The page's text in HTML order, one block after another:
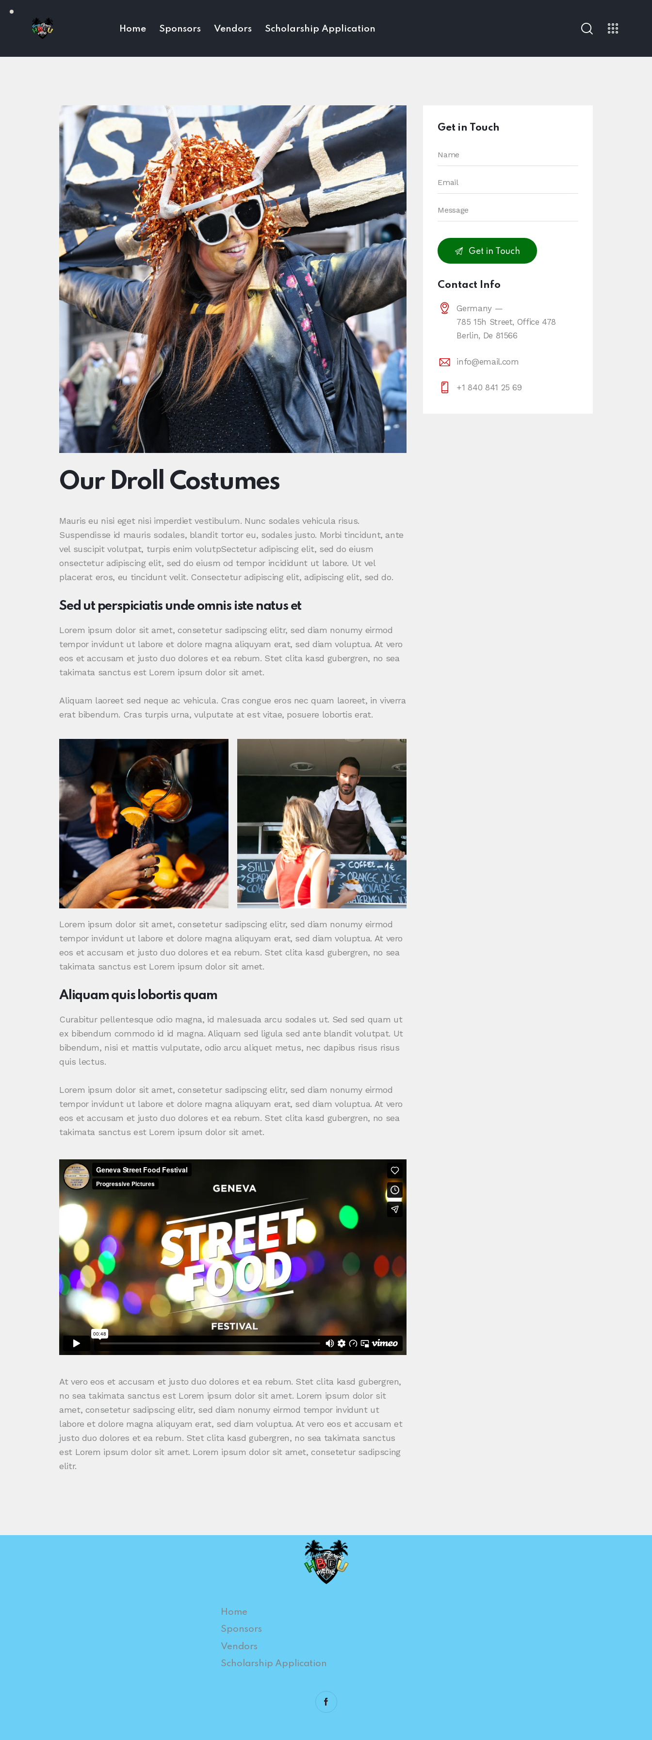
Home Sponsors Vendors Scholarship Application
Our Droll Costumes
Mauris eu nisi eget nisi imperdiet vestibulum. Nunc sodales vehicula risus.
Suspendisse id mauris sodales, blandit tortor eu, sodales justo. Morbi tincidunt, ante
vel suscipit volutpat, turpis enim volutpSectetur adipiscing elit, sed do eiusm
onsectetur adipiscing elit, sed do eiusm od tempor incididunt ut labore. Ut vel
placerat eros, eu tincidunt velit. Consectetur adipiscing elit, adipiscing elit, sed do.
Sed ut perspiciatis unde omnis iste natus et
Lorem ipsum dolor sit amet, consetetur sadipscing elitr, sed diam nonumy eirmod
tempor invidunt ut labore et dolore magna aliquyam erat, sed diam voluptua. At vero
eos et accusam et justo duo dolores et ea rebum. Stet clita kasd gubergren, no sea
takimata sanctus est Lorem ipsum dolor sit amet.
Aliquam laoreet sed neque ac vehicula. Cras congue eros nec quam laoreet, in viverra
erat bibendum. Cras turpis urna, vulputate at est vitae, posuere lobortis erat.
Lorem ipsum dolor sit amet, consetetur sadipscing elitr, sed diam nonumy eirmod
tempor invidunt ut labore et dolore magna aliquyam erat, sed diam voluptua. At vero
eos et accusam et justo duo dolores et ea rebum. Stet clita kasd gubergren, no sea
takimata sanctus est Lorem ipsum dolor sit amet.
Aliquam quis lobortis quam
Curabitur pellentesque odio magna, id malesuada arcu sodales ut. Sed sed quam ut
ex bibendum commodo id id magna. Aliquam sed ligula sed ante blandit volutpat. Ut
bibendum, nisi et mattis vulputate, odio arcu aliquet metus, nec dapibus risus risus
quis lectus.
Lorem ipsum dolor sit amet, consetetur sadipscing elitr, sed diam nonumy eirmod
tempor invidunt ut labore et dolore magna aliquyam erat, sed diam voluptua. At vero
eos et accusam et justo duo dolores et ea rebum. Stet clita kasd gubergren, no sea
takimata sanctus est Lorem ipsum dolor sit amet.
At vero eos et accusam et justo duo dolores et ea rebum. Stet clita kasd gubergren,
no sea takimata sanctus est Lorem ipsum dolor sit amet. Lorem ipsum dolor sit
amet, consetetur sadipscing elitr, sed diam nonumy eirmod tempor invidunt ut
labore et dolore magna aliquyam erat, sed diam voluptua. At vero eos et accusam et
justo duo dolores et ea rebum. Stet clita kasd gubergren, no sea takimata sanctus
est Lorem ipsum dolor sit amet. Lorem ipsum dolor sit amet, consetetur sadipscing
elitr.
Get in Touch
Contact Info
Germany —
785 15h Street, Office 478
Berlin, De 81566
info@email.com
+1 840 841 25 69
Home
Sponsors
Vendors
Scholarship Application